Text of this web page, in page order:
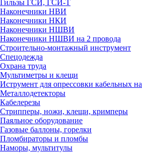
Гильзы ГСИ, ГСИ-Т
Наконечники НВИ
Наконечники НКИ
Наконечники НШВИ
Наконечники НШВИ на 2 провода
Строительно-монтажный инструмент
Спецодежда
Охрана труда
Мультиметры и клещи
Иструмент для опрессовки кабельных
Металлодетекторы
Кабелерезы
Стрипперы, ножи, клещи, кримперы
Паяльное оборудование
Газовые баллоны, горелки
Пломбираторы и пломбы
Наморы, мультитулы